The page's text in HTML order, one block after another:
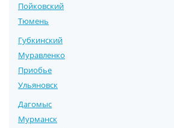
Пойковский
Тюмень
Губкинский
Муравленко
Приобье
Ульяновск
Дагомыс
Мурманск